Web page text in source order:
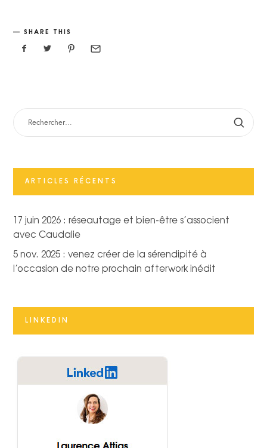
SHARE THIS
ARTICLES RÉCENTS
17 juin 2026 : réseautage et bien-être s’associent
avec Caudalie
5 nov. 2025 : venez créer de la sérendipité à
l’occasion de notre prochain afterwork inédit
LINKEDIN